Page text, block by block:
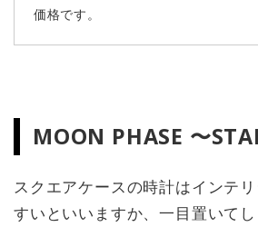
価格です。
MOON PHASE 〜
スクエアケースの時計はインテ
すいといいますか、一目置いて